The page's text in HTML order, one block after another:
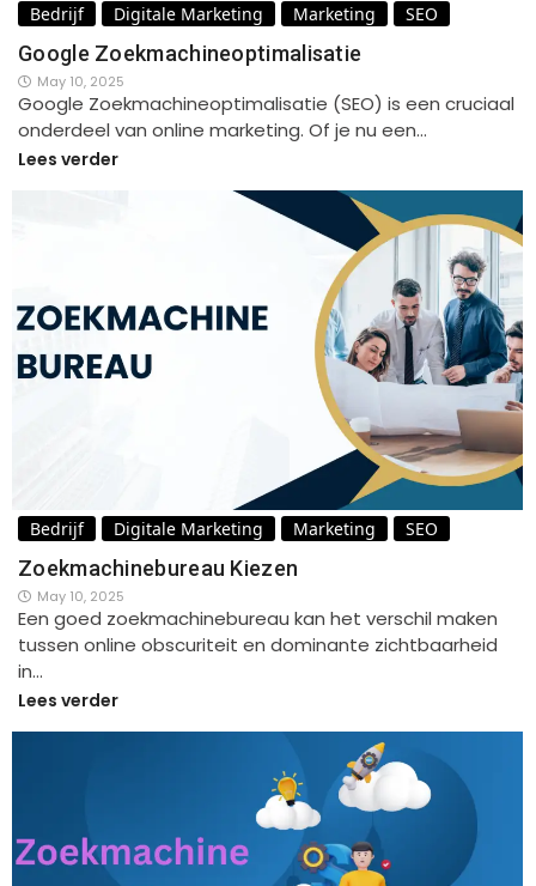
Bedrijf Digitale Marketing Marketing SEO
Google Zoekmachineoptimalisatie
May 10, 2025
Google Zoekmachineoptimalisatie (SEO) is een cruciaal
onderdeel van online marketing. Of je nu een…
Lees verder
Bedrijf Digitale Marketing Marketing SEO
Zoekmachinebureau Kiezen
May 10, 2025
Een goed zoekmachinebureau kan het verschil maken
tussen online obscuriteit en dominante zichtbaarheid
in…
Lees verder